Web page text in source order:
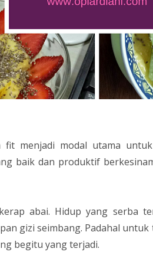
fit menjadi modal utama
baik dan produktif
abai. Hidup yang serba
gizi seimbang. Padahal
begitu yang terjadi.